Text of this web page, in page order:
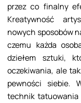
przez co finalny
Kreatywność
nowych sposobów
czemu każda
dziełem sztuki,
oczekiwania, ale
pewności siebie.
technik tatuowania